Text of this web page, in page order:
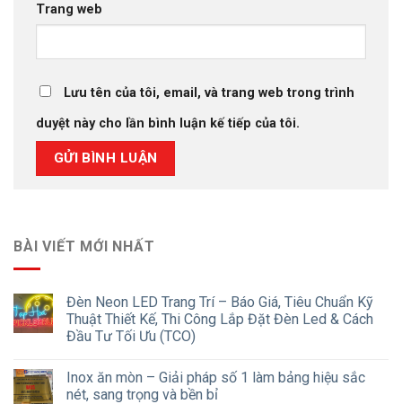
Trang web
Lưu tên của tôi, email, và trang web trong trình
duyệt này cho lần bình luận kế tiếp của tôi.
BÀI VIẾT MỚI NHẤT
Đèn Neon LED Trang Trí – Báo Giá, Tiêu Chuẩn Kỹ
Thuật Thiết Kế, Thi Công Lắp Đặt Đèn Led & Cách
Đầu Tư Tối Ưu (TCO)
Inox ăn mòn – Giải pháp số 1 làm bảng hiệu sắc
nét, sang trọng và bền bỉ